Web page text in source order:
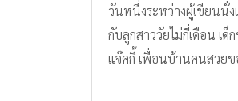
วันหนึ่งระหว่างผู้เขียนนั่
กับลูกสาววัยไม่กี่เดือน เด็
แจ๊คกี้ เพื่อนบ้านคนสวยข